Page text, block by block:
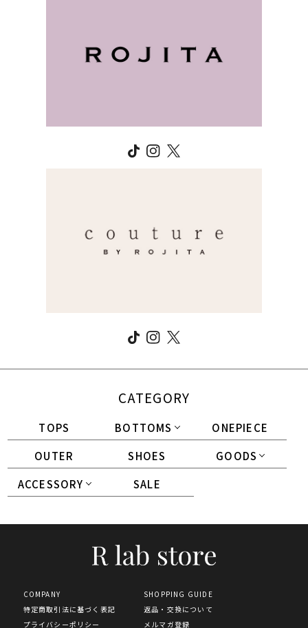
CATEGORY
TOPS BOTTOMS
ONEPIECE
OUTER
SHOES
GOODS
ACCESSORY
SALE
COMPANY
SHOPPING GUIDE
特定商取引法に基づく表記
返品・交換について
プライバシーポリシー
メルマガ登録